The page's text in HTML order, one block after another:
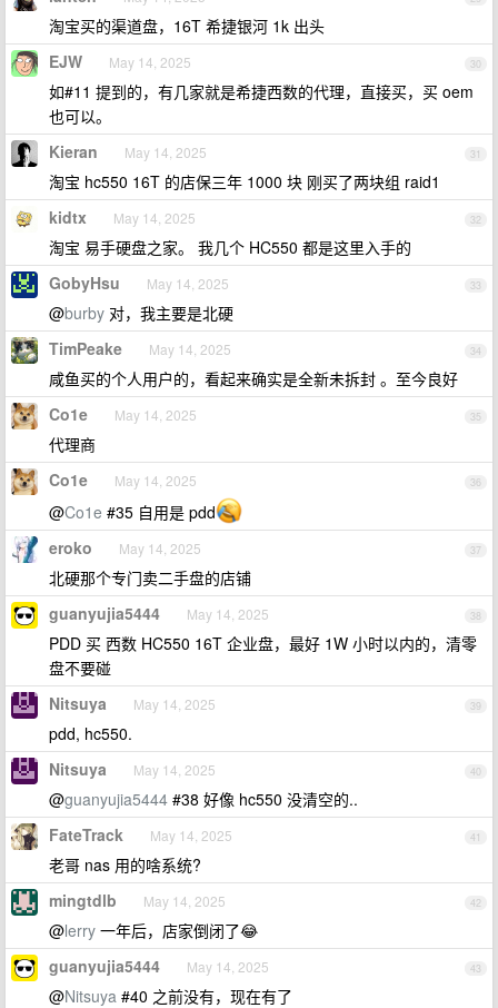
淘宝买的渠道盘，16T 希捷银河 1k 出头
30
EJW May 14, 2025
如#11 提到的，有几家就是希捷西数的代理，直接买，买 oem
也可以。
31
Kieran May 14, 2025
淘宝 hc550 16T 的店保三年 1000 块 刚买了两块组 raid1
32
kidtx May 14, 2025
淘宝 易手硬盘之家。 我几个 HC550 都是这里入手的
33
GobyHsu May 14, 2025
@burby 对，我主要是北硬
34
TimPeake May 14, 2025
咸鱼买的个人用户的，看起来确实是全新未拆封 。至今良好
35
Co1e May 14, 2025
代理商
36
Co1e May 14, 2025
@Co1e #35 自用是 pdd
37
eroko May 14, 2025
北硬那个专门卖二手盘的店铺
38
guanyujia5444 May 14, 2025
PDD 买 西数 HC550 16T 企业盘，最好 1W 小时以内的，清零
盘不要碰
39
Nitsuya May 14, 2025
pdd, hc550.
40
Nitsuya May 14, 2025
@guanyujia5444 #38 好像 hc550 没清空的..
41
FateTrack May 14, 2025
老哥 nas 用的啥系统?
42
mingtdlb May 14, 2025
@lerry 一年后，店家倒闭了😂
43
guanyujia5444 May 14, 2025
@Nitsuya #40 之前没有，现在有了